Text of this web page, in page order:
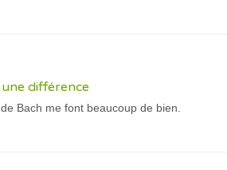
différence
Bach me font beaucoup de bien.